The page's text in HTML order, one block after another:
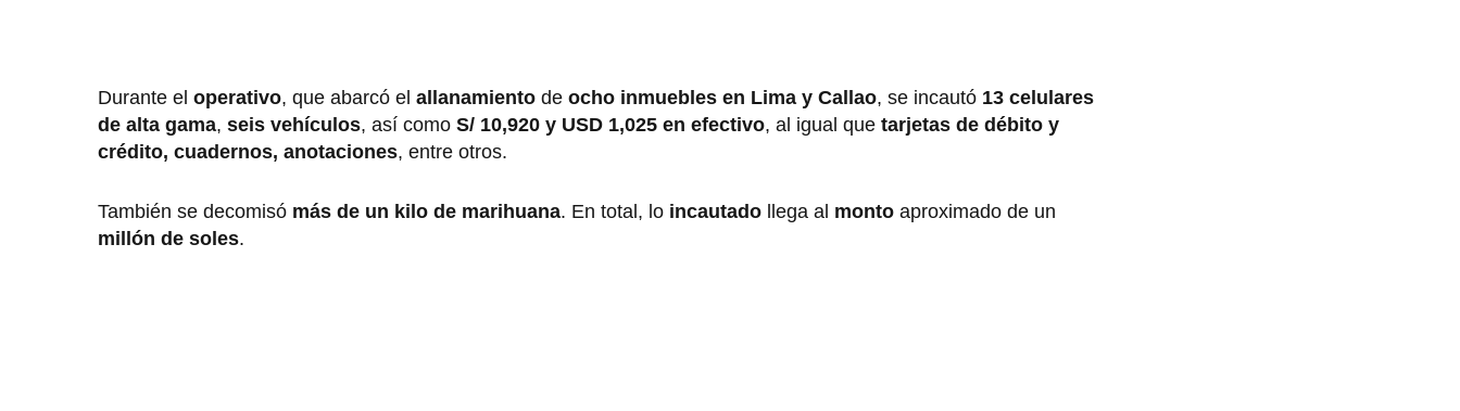
Durante el operativo, que abarcó el allanamiento de ocho inmuebles en Lima y Callao, se incautó 13 celulares
de alta gama, seis vehículos, así como S/ 10,920 y USD 1,025 en efectivo, al igual que tarjetas de débito y
crédito, cuadernos, anotaciones, entre otros.
También se decomisó más de un kilo de marihuana. En total, lo incautado llega al monto aproximado de un
millón de soles.